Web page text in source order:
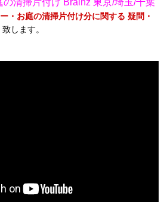
の清掃片付け Brainz 東京/埼玉/千葉
・お庭の清掃片付け分に関する 疑問・
致します。